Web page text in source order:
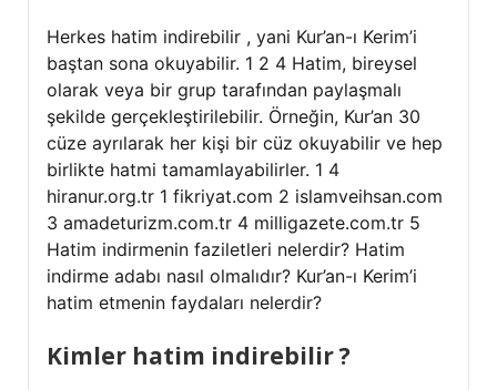
Herkes hatim indirebilir , yani Kur’an-ı Kerim’i
baştan sona okuyabilir. 1 2 4 Hatim, bireysel
olarak veya bir grup tarafından paylaşmalı
şekilde gerçekleştirilebilir. Örneğin, Kur’an 30
cüze ayrılarak her kişi bir cüz okuyabilir ve hep
birlikte hatmi tamamlayabilirler. 1 4
hiranur.org.tr 1 fikriyat.com 2 islamveihsan.com
3 amadeturizm.com.tr 4 milligazete.com.tr 5
Hatim indirmenin faziletleri nelerdir? Hatim
indirme adabı nasıl olmalıdır? Kur’an-ı Kerim’i
hatim etmenin faydaları nelerdir?
Kimler hatim indirebilir ?